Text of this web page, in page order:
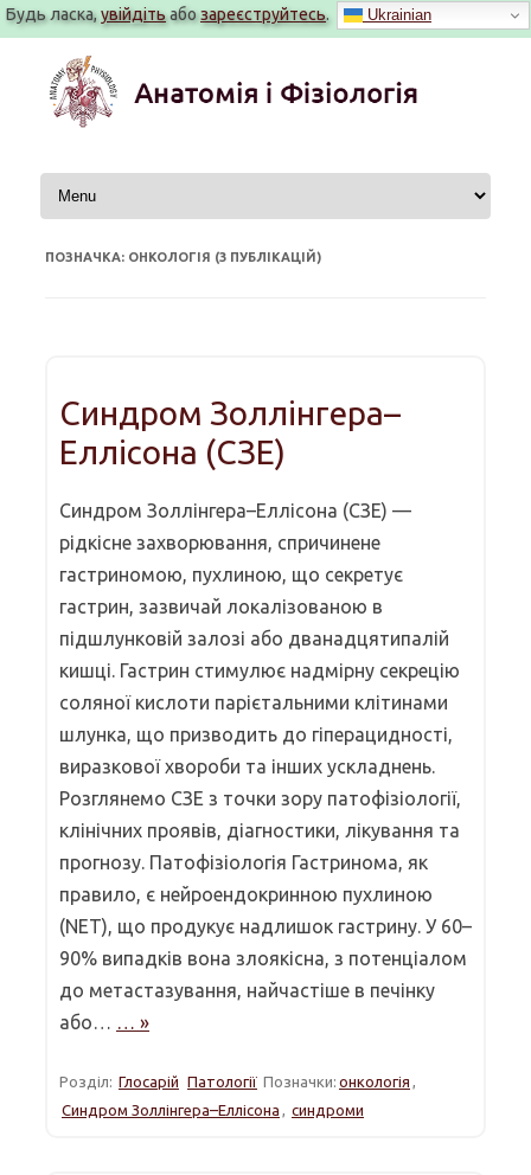
Будь ласка,увійдітьабозареєструйтесь.
вмісту
ПОЗНАЧКА: ОНКОЛОГІЯ (3 ПУБЛІКАЦІЙ)
Синдром Золлінгера–
Еллісона (СЗЕ)
Синдром Золлінгера–Еллісона (СЗЕ) —
рідкісне захворювання, спричинене
гастриномою, пухлиною, що секретує
гастрин, зазвичай локалізованою в
підшлунковій залозі або дванадцятипалій
кишці. Гастрин стимулює надмірну секрецію
соляної кислоти парієтальними клітинами
шлунка, що призводить до гіперацидності,
виразкової хвороби та інших ускладнень.
Розглянемо СЗЕ з точки зору патофізіології,
клінічних проявів, діагностики, лікування та
прогнозу. Патофізіологія Гастринома, як
правило, є нейроендокринною пухлиною
(NET), що продукує надлишок гастрину. У 60–
90% випадків вона злоякісна, з потенціалом
до метастазування, найчастіше в печінку
або… … »
Розділ: Глосарій Патології Позначки: онкологія ,
Синдром Золлінгера–Еллісона , синдроми
Ukrainian